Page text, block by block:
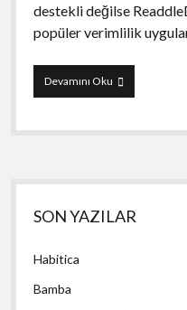
destekli değilse
popüler verimlilik
Devamını OkuPrinter
Pro
Yan
Menü
SON YAZILAR
Habitica
Bamba